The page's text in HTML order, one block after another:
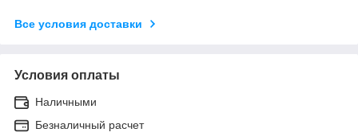
Все условия доставки
Условия оплаты
Наличными
Безналичный расчет